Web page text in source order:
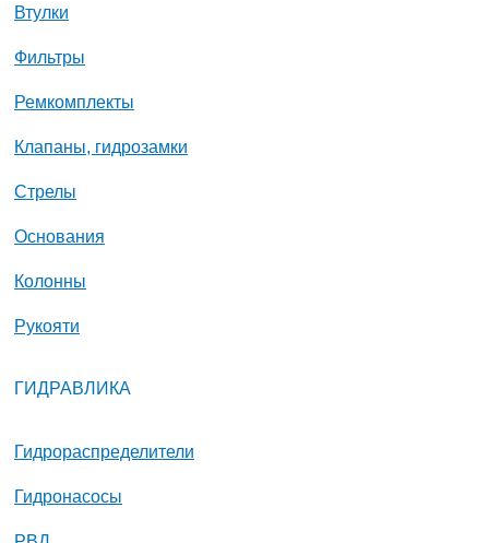
Втулки
Фильтры
Ремкомплекты
Клапаны, гидрозамки
Стрелы
Основания
Колонны
Рукояти
ГИДРАВЛИКА
Гидрораспределители
Гидронасосы